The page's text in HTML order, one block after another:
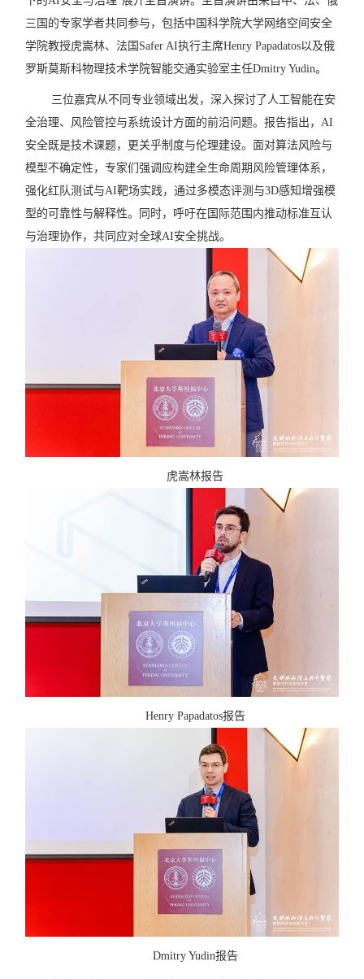
三国的专家学者共同参与，包括中国科学院大学网络空间安全
学院教授虎嵩林、法国 Safer AI执行主席Henry Papadatos以及俄
罗斯莫斯科物理技术学院智能交通实验室主任Dmitry Yudin。
三位嘉宾从不同专业领域出发，深入探讨了人工智能在安
全治理、风险管控与系统设计方面的前沿问题。报告指出，AI
安全既是技术课题，更关乎制度与伦理建设。面对算法风险与
模型不确定性，专家们强调应构建全生命周期风险管理体系，
强化红队测试与AI靶场实践，通过多模态评测与3D感知增强模
型的可靠性与解释性。同时，呼吁在国际范围内推动标准互认
与治理协作，共同应对全球AI安全挑战。
虎嵩林报告
Henry Papadatos报告
Dmitry Yudin报告